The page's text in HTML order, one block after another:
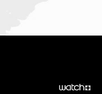
内蒙古自治区
山西省大同市